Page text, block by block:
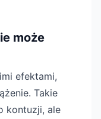
może
efektami,
Takie
kontuzji, ale